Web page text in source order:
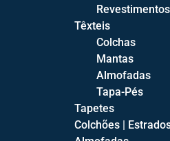
Camas Estofadas
Camas de Bébé
Camas Juvenis
Revestimentos
Têxteis
Colchas
Mantas
Almofadas
Tapa-Pés
Tapetes
Colchões |